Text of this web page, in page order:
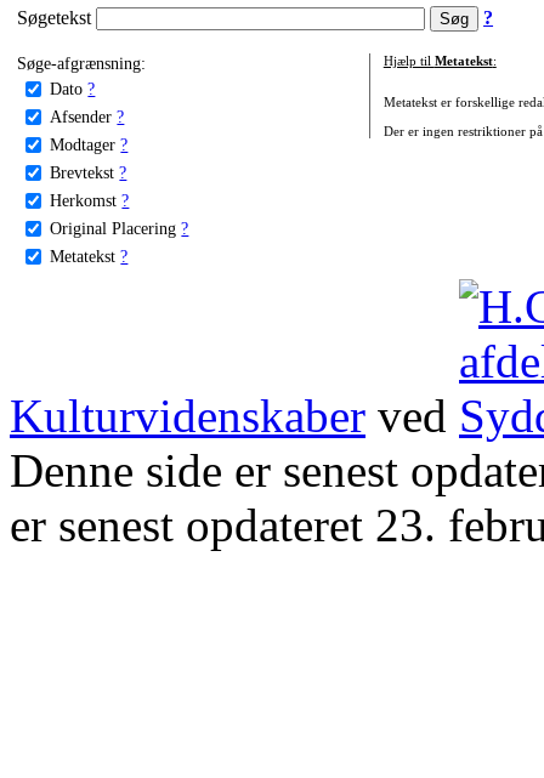
Søgetekst ?
Søge-afgrænsning:
Dato ?
Afsender ?
Modtager ?
Brevtekst ?
Herkomst ?
Original Placering ?
Metatekst ?
Hjælp til Metatekst:
Metatekst er forskellige
Der er ingen restriktioner
Kulturvidenskaber ved
Denne side er senest
er senest opdateret 23.